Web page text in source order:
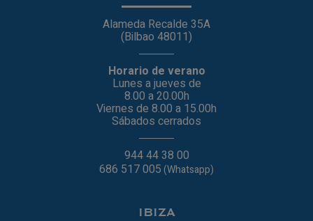
Alameda Recalde 35A
(Bilbao 48011)
Horario de verano
Lunes a jueves de
8.00 a 20.00h
Viernes de 8.00 a 15.00h
Sábados cerrados
944 44 38 00
686 517 005(Whatsapp)
IBIZA